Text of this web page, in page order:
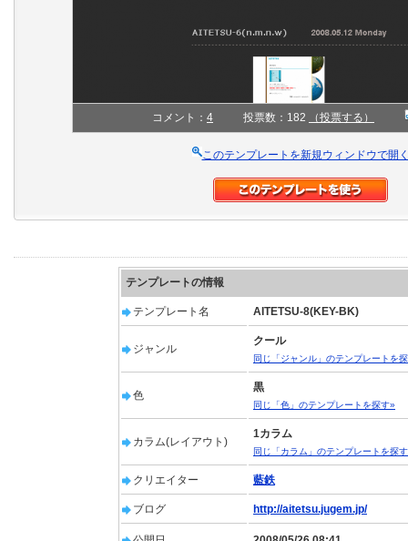
コメント： 4 投票数：182 （投票する）
このテンプレートを新規ウィンドウで開
テンプレートの情報
テンプレート名 AITETSU-8(KEY-BK)
ジャンル
クール
同じ「ジャンル」のテンプレートを
色
黒
同じ「色」のテンプレートを探す»
カラム(レイアウト)
1カラム
同じ「カラム」のテンプレートを探
クリエイター 藍鉄
ブログ http://aitetsu.jugem.jp/